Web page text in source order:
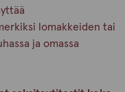
lomakkeiden tai
ja omassa